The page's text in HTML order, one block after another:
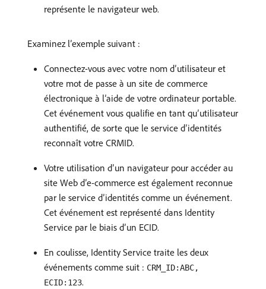
représente le navigateur web.
Examinez lʼexemple suivant :
Connectez-vous avec votre nom d’utilisateur et
votre mot de passe à un site de commerce
électronique à l’aide de votre ordinateur portable.
Cet événement vous qualifie en tant qu’utilisateur
authentifié, de sorte que le service d’identités
reconnaît votre CRMID.
Votre utilisation d’un navigateur pour accéder au
site Web d’e-commerce est également reconnue
par le service d’identités comme un événement.
Cet événement est représenté dans Identity
Service par le biais d’un ECID.
En coulisse, Identity Service traite les deux
événements comme suit : CRM_ID:ABC,
ECID:123.